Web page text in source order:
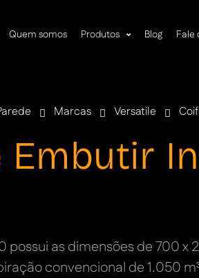
Quem somos Produtos Blog Fale
Marcas Versatile
Embutir
possui as dimensões de 700 x
convencional de 1.050